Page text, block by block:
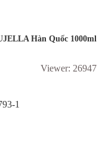
Hàn Quốc 1000ml
Viewer: 26947
1